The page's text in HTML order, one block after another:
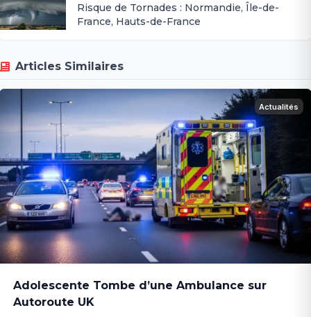
Risque de Tornades : Normandie, Île-de-
France, Hauts-de-France
Articles Similaires
Actualités
Adolescente Tombe d’une Ambulance sur
Autoroute UK